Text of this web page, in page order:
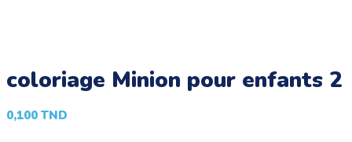
coloriage Minion pour enfants 2
0,100 TND